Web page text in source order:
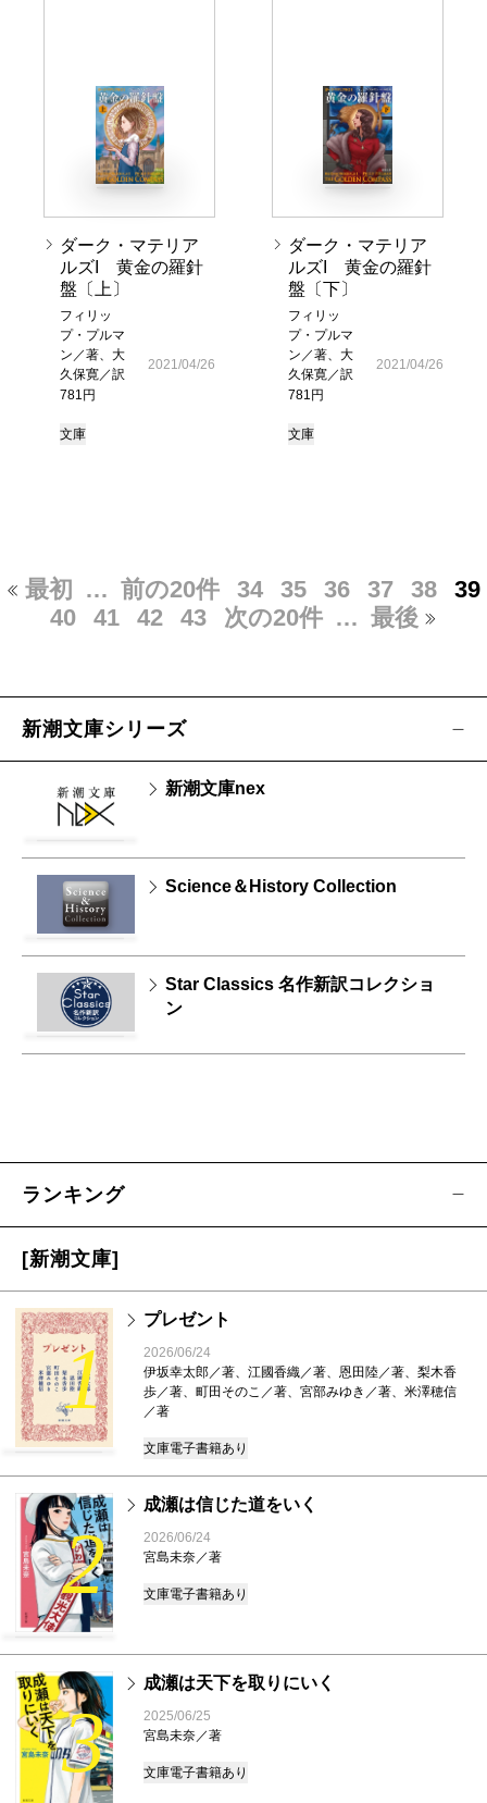
ダーク・マテリア
ルズI 黄金の羅針
盤〔上〕
フィリッ
プ・プルマ
ン／著、大
久保寛／訳
781円
2021/04/26
文庫
ダーク・マテリア
ルズI 黄金の羅針
盤〔下〕
フィリッ
プ・プルマ
ン／著、大
久保寛／訳
781円
2021/04/26
文庫
最初 … 前の20件 34 35 36 37 38
39
40
41 42 43 次の20件 … 最後
新潮文庫シリーズ
新潮文庫nex
Science＆History Collection
Star Classics 名作新訳コレクショ
ン
ランキング
[新潮文庫]
1
プレゼント
2026/06/24
伊坂幸太郎／著、江國香織／著、恩田陸／著、梨木香
歩／著、町田そのこ／著、宮部みゆき／著、米澤穂信
／著
文庫電子書籍あり
2
成瀬は信じた道をいく
2026/06/24
宮島未奈／著
文庫電子書籍あり
3
成瀬は天下を取りにいく
2025/06/25
宮島未奈／著
文庫電子書籍あり